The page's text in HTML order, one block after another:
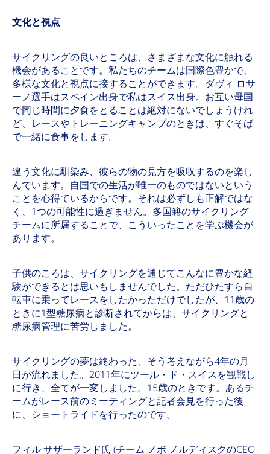
文化と視点
サイクリングの良いところは、さまざまな文化に触れる
機会があることです。私たちのチームは国際色豊かで、
多様な文化と視点に接することができます。ダヴィ ロサ
ーノ選手はスペイン出身で私はスイス出身。お互い母国
で同じ時間に夕食をとることは絶対にないでしょうけれ
ど、レースやトレーニングキャンプのときは、すぐそば
で一緒に食事をします。
違う文化に馴染み、彼らの物の見方を吸収するのを楽し
んでいます。自国での生活が唯一のものではないという
ことを心得ているからです。それは必ずしも正解ではな
く、1つの可能性に過ぎません。多国籍のサイクリング
チームに所属することで、こういったことを学ぶ機会が
あります。
子供のころは、サイクリングを通じてこんなに豊かな経
験ができるとは思いもしませんでした。ただひたすら自
転車に乗ってレースをしたかっただけでしたが、11歳の
ときに1型糖尿病と診断されてからは、サイクリングと
糖尿病管理に苦労しました。
サイクリングの夢は終わった、そう考えながら4年の月
日が流れました。2011年にツール・ド・スイスを観戦し
に行き、全てが一変しました。15歳のときです。あるチ
ームがレース前のミーティングと記者会見を行った後
に、ショートライドを行ったのです。
フィル サザーランド氏 (チーム ノボ ノルディスクのCEO